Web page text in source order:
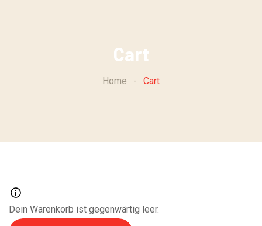
Cart
Home - Cart
Dein Warenkorb ist gegenwärtig leer.